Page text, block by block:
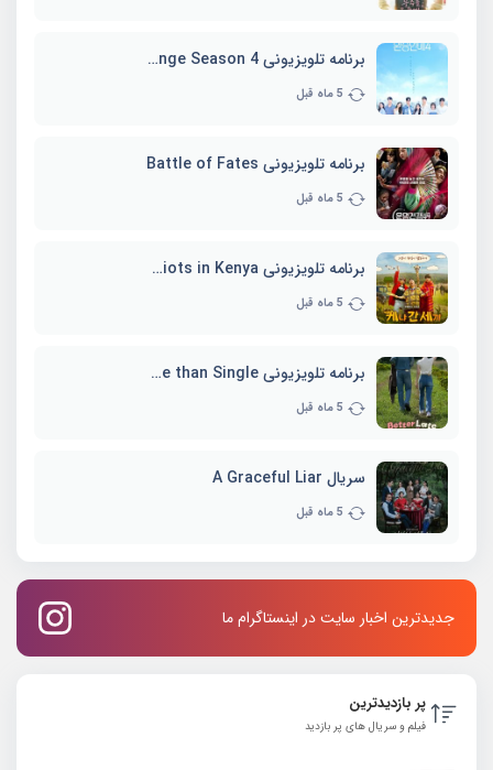
برنامه تلویزیونی EXchange Season 4
5 ماه قبل
برنامه تلویزیونی Battle of Fates
5 ماه قبل
برنامه تلویزیونی Three Idiots in Kenya
5 ماه قبل
برنامه تلویزیونی Better Late than Single
5 ماه قبل
سریال A Graceful Liar
5 ماه قبل
جدیدترین اخبار سایت در اینستاگرام ما
پر بازدیدترین
فیلم و سریال های پر بازدید